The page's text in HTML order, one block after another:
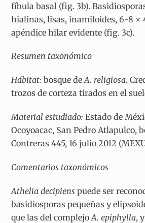
fíbula basal (fig. 3b).
hialinas, lisas, inamiloides, 6-8 ×
apéndice hilar evidente (fig. 3c).
Resumen taxonómico
Hábitat: bosque deA. religiosa.
trozos de corteza tirados en el
Material estudiado: Estado de
Ocoyoacac, San Pedro Atlapulco,
Contreras 445, 16 julio 2012
Comentarios taxonómicos
Athelia decipiens puede ser
basidiosporas pequeñas y
que las del complejoA. epiphylla,